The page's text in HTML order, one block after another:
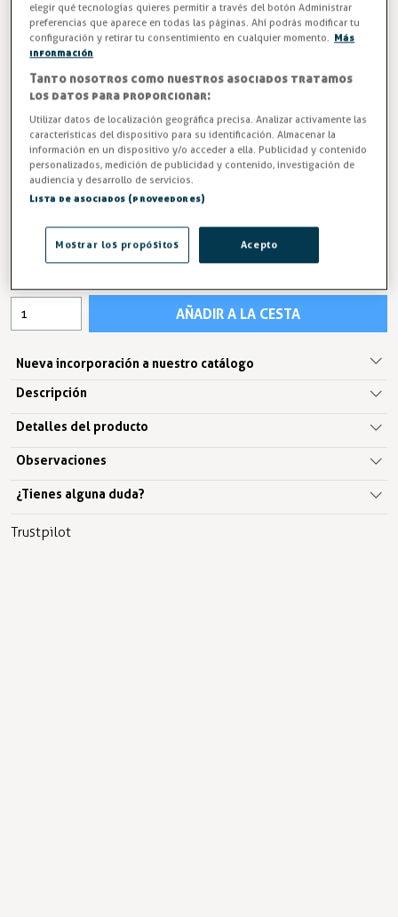
Tenedor 2 Púas para Carne
Tenedor profesional de 2 púas de acero inoxidable
de hostelería. Resistente, elegante y funcional. Aumenta la
COMAS. Profesional, resistente y perfecto para cocinas
exigentes. ¡Cómpralo ahora!
ENTREGA ENTRE 3 Y 5 DÍAS
12,04 €
AÑADIR A LA CESTA
Nueva incorporación a nuestro catálogo
Descripción
Detalles del producto
Observaciones
¿Tienes alguna duda?
Trustpilot
elegir qué tecnologías quieres permitir a través del botón Administrar
preferencias que aparece en todas las páginas. Ahí podrás modificar tu
configuración y retirar tu consentimiento en cualquier momento. Más
información
Tanto nosotros como nuestros asociados tratamos
los datos para proporcionar:
Utilizar datos de localización geográfica precisa. Analizar activamente las
características del dispositivo para su identificación. Almacenar la
información en un dispositivo y/o acceder a ella. Publicidad y contenido
personalizados, medición de publicidad y contenido, investigación de
audiencia y desarrollo de servicios.
Lista de asociados (proveedores)
Acepto
Mostrar los propósitos